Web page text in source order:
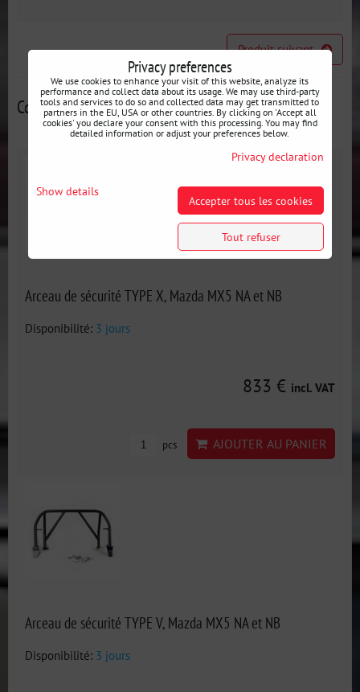
Produit suivant
Contributions alternatives
Arceau de sécurité TYPE X, Mazda MX5 NA et NB
Disponibilité: 3 jours
833 € incl. VAT
pcs AJOUTER AU PANIER
Arceau de sécurité TYPE V, Mazda MX5 NA et NB
Disponibilité: 3 jours
Privacy preferences
We use cookies to enhance your visit of this website, analyze its
performance and collect data about its usage. We may use third-party
tools and services to do so and collected data may get transmitted to
partners in the EU, USA or other countries. By clicking on 'Accept all
cookies' you declare your consent with this processing. You may find
detailed information or adjust your preferences below.
Privacy declaration
Show details
Accepter tous les cookies
Tout refuser